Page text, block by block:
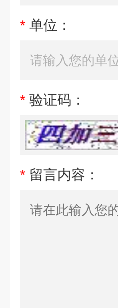
* 单位：
* 验证码：
* 留言内容：